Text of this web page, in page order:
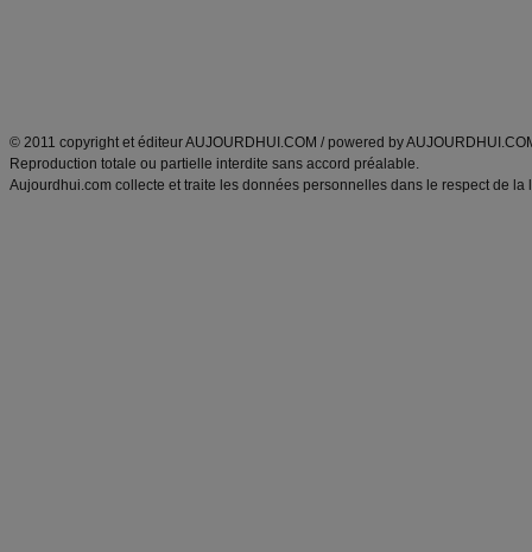
© 2011 copyright et éditeur AUJOURDHUI.COM / powered by
Reproduction totale ou partielle interdite sans accord préalable.
Aujourdhui.com collecte et traite les données personnelles dans le respect de